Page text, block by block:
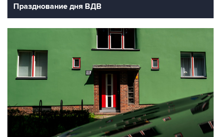
Празднование дня ВДВ